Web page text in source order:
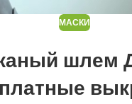
МАСКИ
шлем